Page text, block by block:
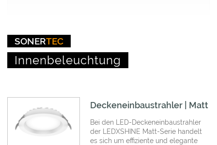
SONERTEC
Innenbeleuchtung
Deckeneinbaustrahler | Matt
Bei den LED-Deckeneinbaustrahler
der LEDXSHINE Matt-Serie handelt
es sich um effiziente und elegante